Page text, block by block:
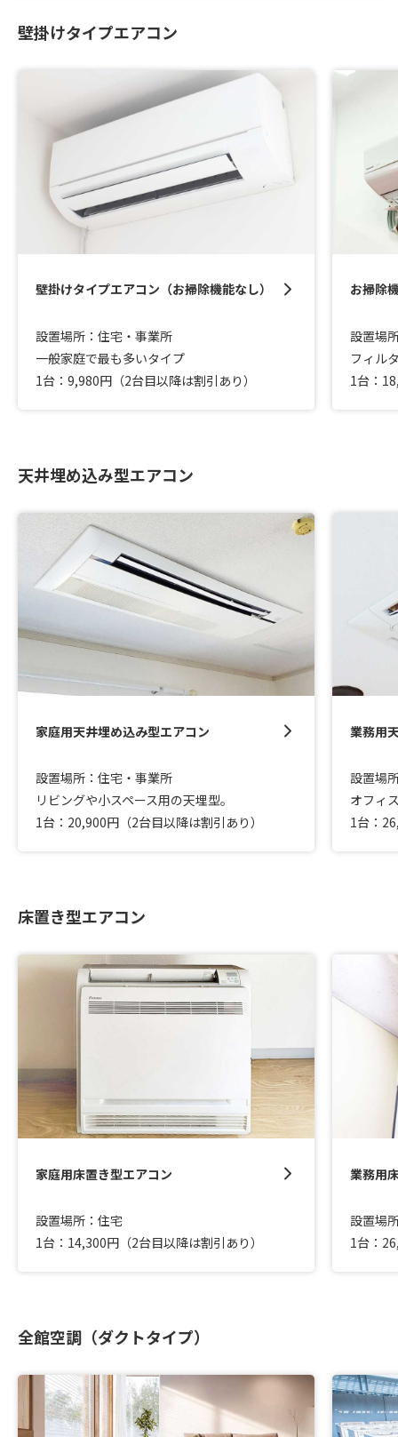
壁掛けタイプエアコン
壁掛けタイプエアコン（お掃除機能なし）
設置場所：住宅・事業所
一般家庭で最も多いタイプ
1台：9,980円（2台目以降は割引あり）
お掃除
設置場
フィル
1台：
天井埋め込み型エアコン
家庭用天井埋め込み型エアコン
設置場所：住宅・事業所
リビングや小スペース用の天埋型。
1台：20,900円（2台目以降は割引あり）
業務用
設置場
オフィ
1台：
床置き型エアコン
家庭用床置き型エアコン
設置場所：住宅
1台：14,300円（2台目以降は割引あり）
業務用
設置場
1台：
全館空調（ダクトタイプ）